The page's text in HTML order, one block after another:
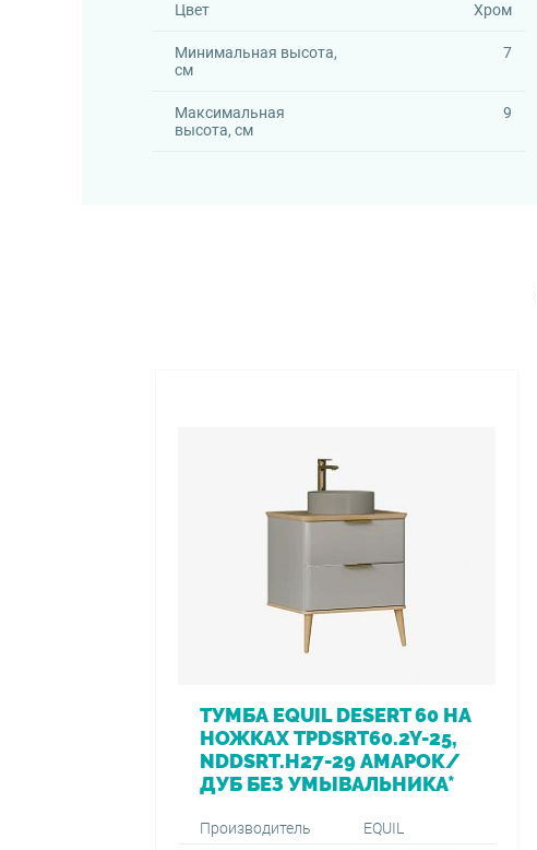
Цвет Хром
Минимальная высота,
см
7
Максимальная
высота, см
9
ТУМБА EQUIL DESERT 60 НА
НОЖКАХ TPDSRT60.2Y-25,
NDDSRT.H27-29 АМАРОК/
ДУБ БЕЗ УМЫВАЛЬНИКА*
Производитель
EQUIL